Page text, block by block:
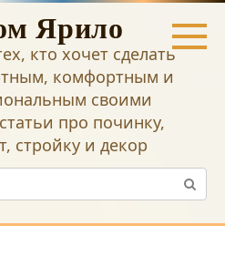
Ярило
кто хочет сделать
комфортным и
своими
про починку,
стройку и декор